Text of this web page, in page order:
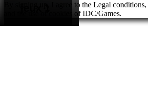
By signing up, I agree to the Legal
and the use of cookies of IDC/Games.